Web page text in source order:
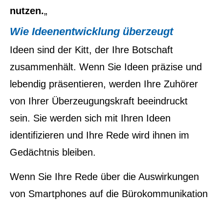
nutzen.„
Wie Ideenentwicklung überzeugt
Ideen sind der Kitt, der Ihre Botschaft
zusammenhält. Wenn Sie Ideen präzise und
lebendig präsentieren, werden Ihre Zuhörer
von Ihrer Überzeugungskraft beeindruckt
sein. Sie werden sich mit Ihren Ideen
identifizieren und Ihre Rede wird ihnen im
Gedächtnis bleiben.
Wenn Sie Ihre Rede über die Auswirkungen
von Smartphones auf die Bürokommunikation